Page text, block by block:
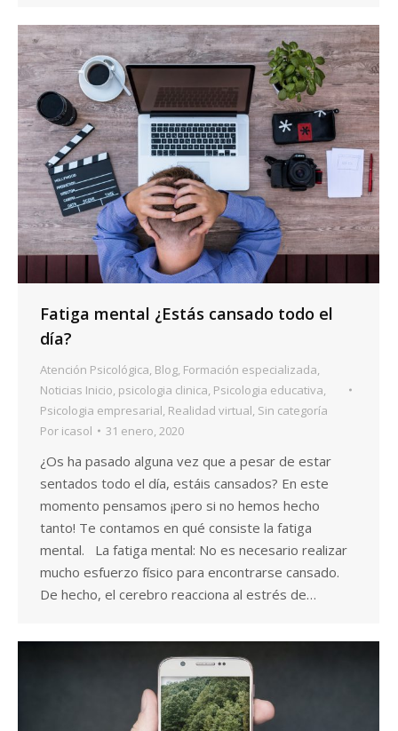
Fatiga mental ¿Estás cansado todo el
día?
Atención Psicológica, Blog, Formación especializada,
Noticias Inicio, psicologia clinica, Psicologia educativa,
Psicologia empresarial, Realidad virtual, Sin categoría
Por icasol 31 enero, 2020
¿Os ha pasado alguna vez que a pesar de estar
sentados todo el día, estáis cansados? En este
momento pensamos ¡pero si no hemos hecho
tanto! Te contamos en qué consiste la fatiga
mental. La fatiga mental: No es necesario realizar
mucho esfuerzo físico para encontrarse cansado.
De hecho, el cerebro reacciona al estrés de…